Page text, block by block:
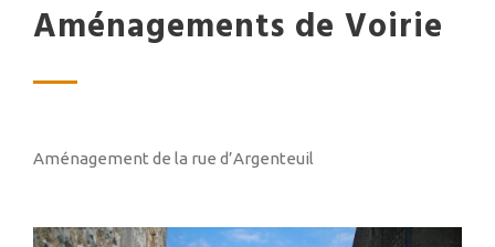
Aménagements de Voirie
Aménagement de la rue d’Argenteuil